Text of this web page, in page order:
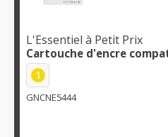
L'Essentiel à Petit Prix
Cartouche d'encre
1
GNCNE5444